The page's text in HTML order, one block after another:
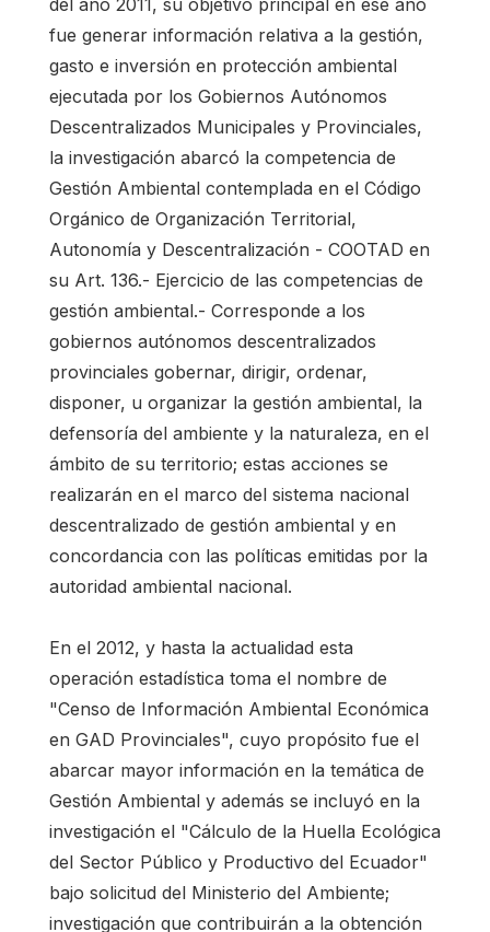
del año 2011, su objetivo principal en ese año
fue generar información relativa a la gestión,
gasto e inversión en protección ambiental
ejecutada por los Gobiernos Autónomos
Descentralizados Municipales y Provinciales,
la investigación abarcó la competencia de
Gestión Ambiental contemplada en el Código
Orgánico de Organización Territorial,
Autonomía y Descentralización - COOTAD en
su Art. 136.- Ejercicio de las competencias de
gestión ambiental.- Corresponde a los
gobiernos autónomos descentralizados
provinciales gobernar, dirigir, ordenar,
disponer, u organizar la gestión ambiental, la
defensoría del ambiente y la naturaleza, en el
ámbito de su territorio; estas acciones se
realizarán en el marco del sistema nacional
descentralizado de gestión ambiental y en
concordancia con las políticas emitidas por la
autoridad ambiental nacional.
En el 2012, y hasta la actualidad esta
operación estadística toma el nombre de
"Censo de Información Ambiental Económica
en GAD Provinciales", cuyo propósito fue el
abarcar mayor información en la temática de
Gestión Ambiental y además se incluyó en la
investigación el "Cálculo de la Huella Ecológica
del Sector Público y Productivo del Ecuador"
bajo solicitud del Ministerio del Ambiente;
investigación que contribuirán a la obtención